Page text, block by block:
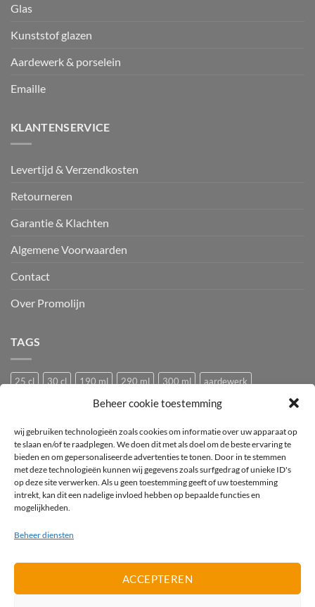
Beheer cookie toestemming
wij gebruiken technologieën zoals cookies om informatie over uw apparaat op
te slaan en/of te raadplegen. We doen dit met als doel om de beste ervaring te
bieden en om gepersonaliseerde advertenties te tonen. Door in te stemmen
met deze technologieën kunnen wij gegevens zoals surfgedrag of unieke ID's
op deze site verwerken. Als u geen toestemming geeft of uw toestemming
intrekt, kan dit een nadelige invloed hebben op bepaalde functies en
mogelijkheden.
Beheer diensten
ACCEPTEREN
Glas
Kunststof glazen
Aardewerk & porselein
Emaille
KLANTENSERVICE
Levertijd & Verzendkosten
Retourneren
Garantie & Klachten
Algemene Voorwaarden
Contact
Over Promolijn
TAGS
25 cl 30 cl 190 ml 290 ml 300 ml
aardewerk
Bedrukking bedrukt Bedrukt wijnglas
bier
bierglas Camping glazen Caravan glazen
Festival glas
haan hen Horeca wijnglas Kip
Kunststof
logo
mok mus Pasabahce pluimvee porselein
Proefglas
proefglazen
Recyclebaar rode wijnglas
Royal Leerdam
vogel
vogeltje